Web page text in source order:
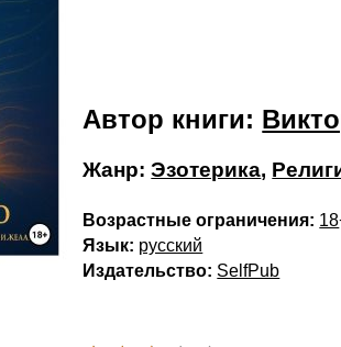
Автор книги:
Жанр:Эзотерика,
Возрастные ограничения: 18
Язык: русский
Издательство: SelfPub